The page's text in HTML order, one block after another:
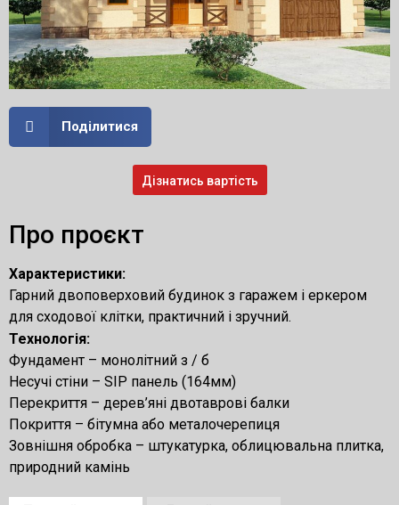
Поділитися
Дізнатись вартість
Про проєкт
Характеристики:
Гарний двоповерховий будинок з гаражем і еркером
для сходової клітки, практичний і зручний.
Технологія:
Фундамент – монолітний з / б
Несучі стіни – SIP панель (164мм)
Перекриття – дерев’яні двотаврові балки
Покриття – бітумна або металочерепиця
Зовнішня обробка – штукатурка, облицювальна плитка,
природний камінь